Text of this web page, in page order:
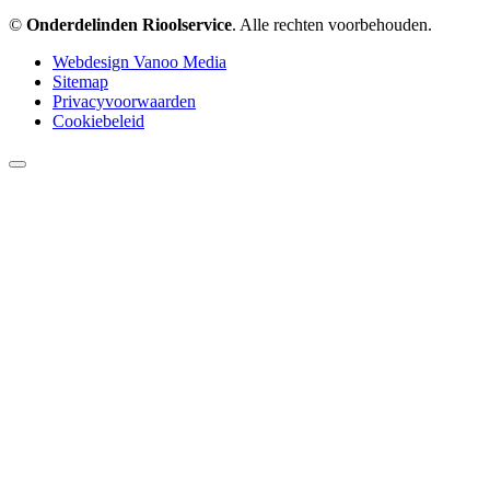
© Onderdelinden Rioolservice. Alle rechten voorbehouden.
Webdesign Vanoo Media
Sitemap
Privacyvoorwaarden
Cookiebeleid